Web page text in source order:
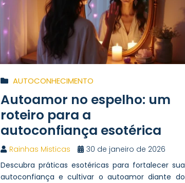
AUTOCONHECIMENTO
Autoamor no espelho: um
roteiro para a
autoconfiança esotérica
Rainhas Misticas
30 de janeiro de 2026
Descubra práticas esotéricas para fortalecer sua
autoconfiança e cultivar o autoamor diante do